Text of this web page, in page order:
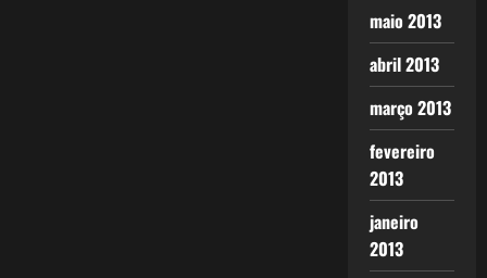
maio 2013
abril 2013
março 2013
fevereiro
2013
janeiro
2013